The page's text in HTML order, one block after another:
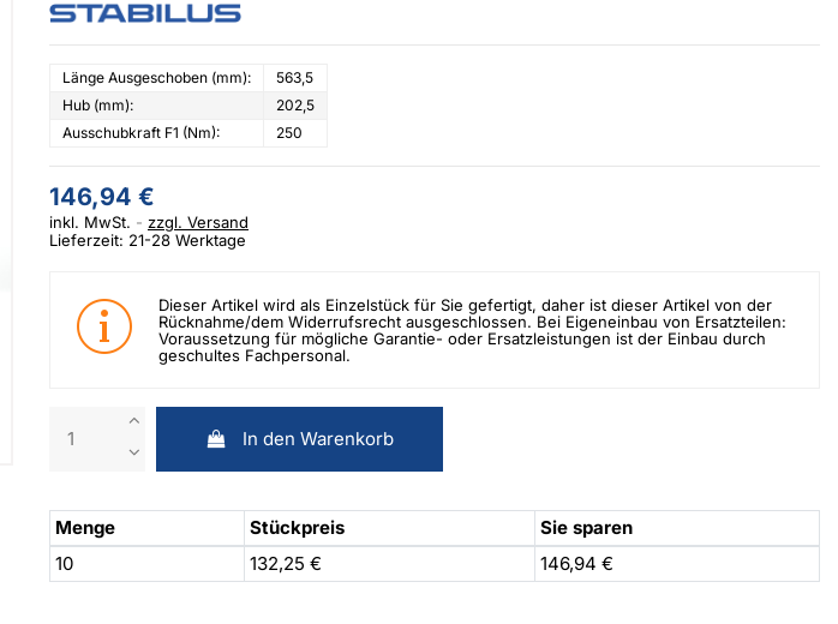
Länge Ausgeschoben (mm):
563,5
Hub (mm):
202,5
Ausschubkraft F1 (Nm):
250
146,94 €
inkl. MwSt.
zzgl. Versand
Lieferzeit: 21-28 Werktage
Dieser Artikel wird als Einzelstück für Sie gefertigt, daher ist dieser Artikel von der
Rücknahme/dem Widerrufsrecht ausgeschlossen. Bei Eigeneinbau von Ersatzteilen:
Voraussetzung für mögliche Garantie- oder Ersatzleistungen ist der Einbau durch
geschultes Fachpersonal.
In den Warenkorb
Menge Stückpreis
Sie sparen
10
132,25 € 146,94 €